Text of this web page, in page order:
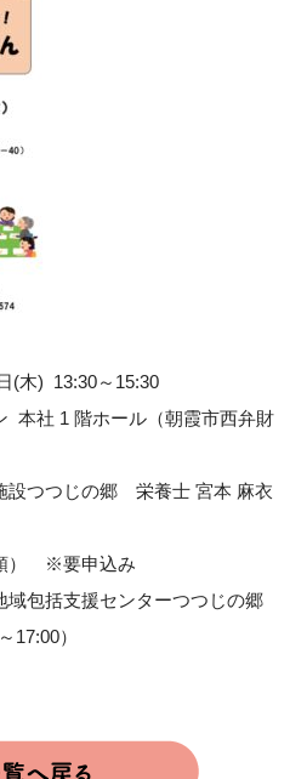
(木) 13:30～15:30
本社 1 階ホール（朝霞市西弁財
設つつじの郷 栄養士 宮本 麻衣
） ※要申込み
包括支援センターつつじの郷
17:00）